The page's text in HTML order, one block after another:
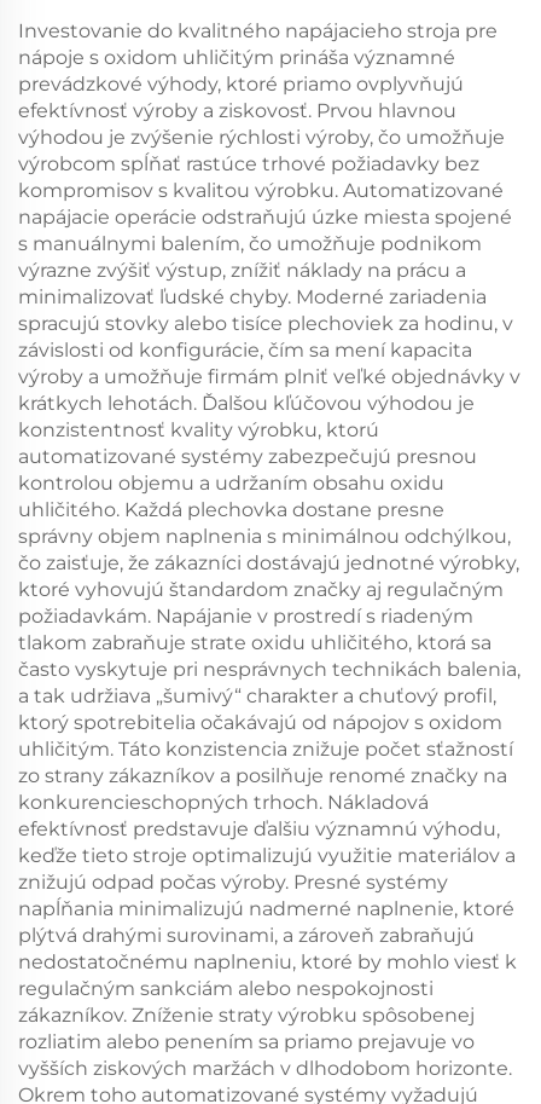
Investovanie do kvalitného napájacieho stroja pre
nápoje s oxidom uhličitým prináša významné
prevádzkové výhody, ktoré priamo ovplyvňujú
efektívnosť výroby a ziskovosť. Prvou hlavnou
výhodou je zvýšenie rýchlosti výroby, čo umožňuje
výrobcom spĺňať rastúce trhové požiadavky bez
kompromisov s kvalitou výrobku. Automatizované
napájacie operácie odstraňujú úzke miesta spojené
s manuálnymi balením, čo umožňuje podnikom
výrazne zvýšiť výstup, znížiť náklady na prácu a
minimalizovať ľudské chyby. Moderné zariadenia
spracujú stovky alebo tisíce plechoviek za hodinu, v
závislosti od konfigurácie, čím sa mení kapacita
výroby a umožňuje firmám plniť veľké objednávky v
krátkych lehotách. Ďalšou kľúčovou výhodou je
konzistentnosť kvality výrobku, ktorú
automatizované systémy zabezpečujú presnou
kontrolou objemu a udržaním obsahu oxidu
uhličitého. Každá plechovka dostane presne
správny objem naplnenia s minimálnou odchýlkou,
čo zaisťuje, že zákazníci dostávajú jednotné výrobky,
ktoré vyhovujú štandardom značky aj regulačným
požiadavkám. Napájanie v prostredí s riadeným
tlakom zabraňuje strate oxidu uhličitého, ktorá sa
často vyskytuje pri nesprávnych technikách balenia,
a tak udržiava „šumivý“ charakter a chuťový profil,
ktorý spotrebitelia očakávajú od nápojov s oxidom
uhličitým. Táto konzistencia znižuje počet sťažností
zo strany zákazníkov a posilňuje renomé značky na
konkurencieschopných trhoch. Nákladová
efektívnosť predstavuje ďalšiu významnú výhodu,
keďže tieto stroje optimalizujú využitie materiálov a
znižujú odpad počas výroby. Presné systémy
napĺňania minimalizujú nadmerné naplnenie, ktoré
plýtvá drahými surovinami, a zároveň zabraňujú
nedostatočnému naplneniu, ktoré by mohlo viesť k
regulačným sankciám alebo nespokojnosti
zákazníkov. Zníženie straty výrobku spôsobenej
rozliatim alebo penením sa priamo prejavuje vo
vyšších ziskových maržách v dlhodobom horizonte.
Okrem toho automatizované systémy vyžadujú